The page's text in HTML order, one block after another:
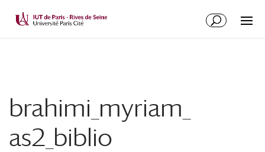
brahimi_myriam_
as2_biblio